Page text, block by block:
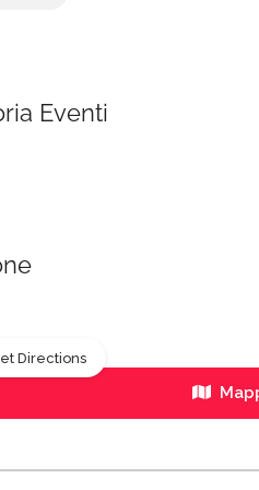
Eventi
Directions